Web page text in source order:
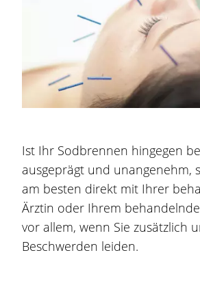
Ist Ihr Sodbrennen hingegen
ausgeprägt und unangenehm,
am besten direkt mit Ihrer
Ärztin oder Ihrem
vor allem, wenn Sie zusätzlich
Beschwerden leiden.